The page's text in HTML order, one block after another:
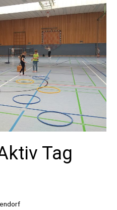
Tag